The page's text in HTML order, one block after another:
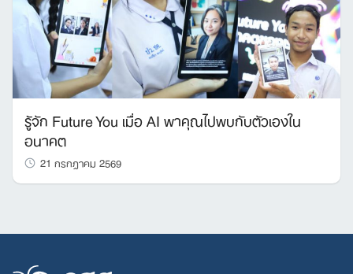
รู้จัก Future You เมื่อ AI พาคุณไปพบกับตัวเองใน
อนาคต
21 กรกฎาคม 2569